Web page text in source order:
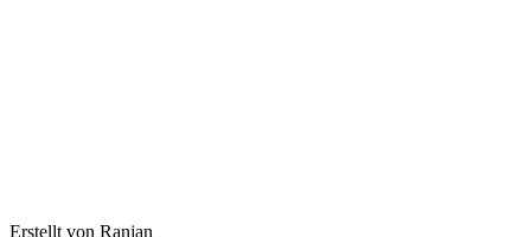
Erstellt von Ranjan